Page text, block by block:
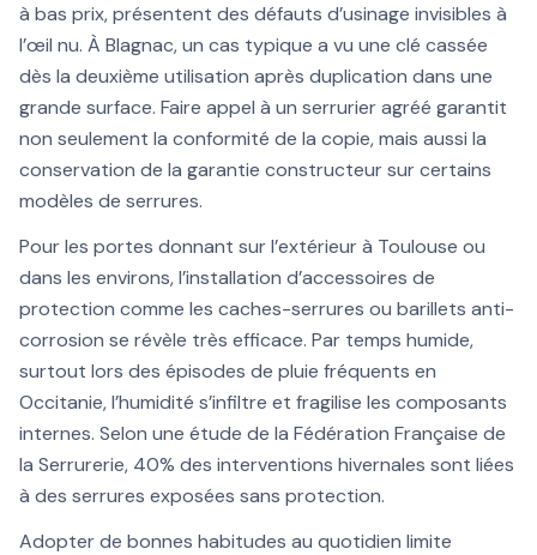
à bas prix, présentent des défauts d’usinage invisibles à
l’œil nu. À Blagnac, un cas typique a vu une clé cassée
dès la deuxième utilisation après duplication dans une
grande surface. Faire appel à un serrurier agréé garantit
non seulement la conformité de la copie, mais aussi la
conservation de la garantie constructeur sur certains
modèles de serrures.
Pour les portes donnant sur l’extérieur à Toulouse ou
dans les environs, l’installation d’accessoires de
protection comme les caches-serrures ou barillets anti-
corrosion se révèle très efficace. Par temps humide,
surtout lors des épisodes de pluie fréquents en
Occitanie, l’humidité s’infiltre et fragilise les composants
internes. Selon une étude de la Fédération Française de
la Serrurerie, 40% des interventions hivernales sont liées
à des serrures exposées sans protection.
Adopter de bonnes habitudes au quotidien limite